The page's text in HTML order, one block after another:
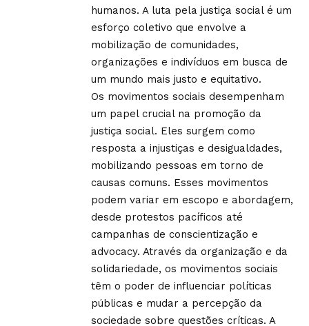
humanos. A luta pela justiça social é um
esforço coletivo que envolve a
mobilização de comunidades,
organizações e indivíduos em busca de
um mundo mais justo e equitativo.
Os movimentos sociais desempenham
um papel crucial na promoção da
justiça social. Eles surgem como
resposta a injustiças e desigualdades,
mobilizando pessoas em torno de
causas comuns. Esses movimentos
podem variar em escopo e abordagem,
desde protestos pacíficos até
campanhas de conscientização e
advocacy. Através da organização e da
solidariedade, os movimentos sociais
têm o poder de influenciar políticas
públicas e mudar a percepção da
sociedade sobre questões críticas. A